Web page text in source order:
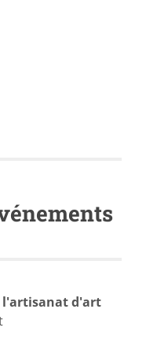
l'artisanat d'art